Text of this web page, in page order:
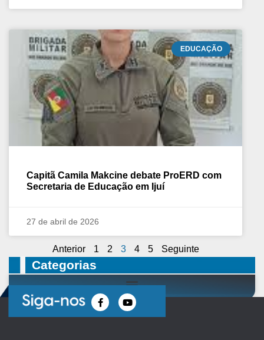
EDUCAÇÃO
Capitã Camila Makcine debate ProERD com
Secretaria de Educação em Ijuí
27 de abril de 2026
Anterior 1 2 3 4 5 Seguinte
Categorias